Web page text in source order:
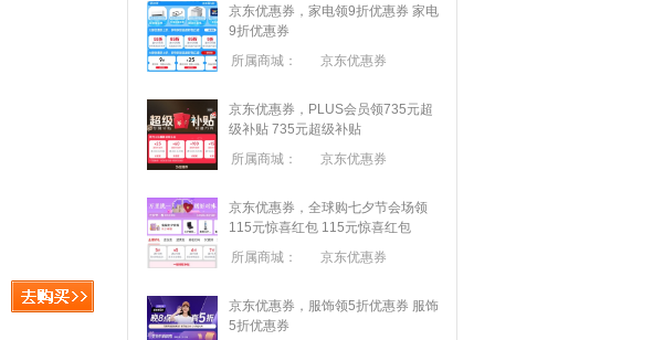
京东优惠券，家电领9折优惠券 家电
9折优惠券
所属商城：
京东优惠券
京东优惠券，PLUS会员领735元超
级补贴 735元超级补贴
所属商城：
京东优惠券
京东优惠券，全球购七夕节会场领
115元惊喜红包 115元惊喜红包
所属商城：
京东优惠券
京东优惠券，服饰领5折优惠券 服饰
5折优惠券